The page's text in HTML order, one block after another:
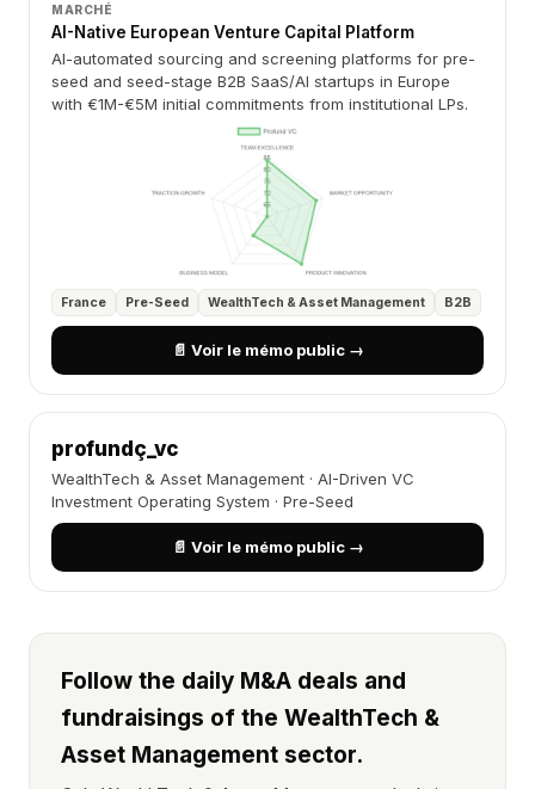
MARCHÉ
AI-Native European Venture Capital Platform
AI-automated sourcing and screening platforms for pre-
seed and seed-stage B2B SaaS/AI startups in Europe
with €1M-€5M initial commitments from institutional LPs.
France Pre-Seed WealthTech & Asset Management B2B
📄 Voir le mémo public →
profundç_vc
WealthTech & Asset Management · AI-Driven VC
Investment Operating System · Pre-Seed
📄 Voir le mémo public →
Follow the daily M&A deals and
fundraisings of the WealthTech &
Asset Management sector.